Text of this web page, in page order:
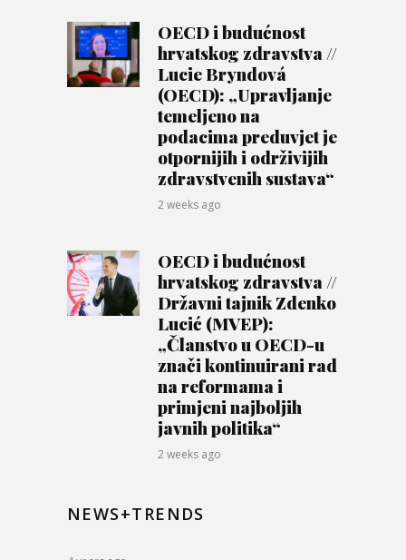
OECD i budućnost
hrvatskog zdravstva //
Lucie Bryndová
(OECD): „Upravljanje
temeljeno na
podacima preduvjet je
otpornijih i održivijih
zdravstvenih sustava“
2 weeks ago
OECD i budućnost
hrvatskog zdravstva //
Državni tajnik Zdenko
Lucić (MVEP):
„Članstvo u OECD-u
znači kontinuirani rad
na reformama i
primjeni najboljih
javnih politika“
2 weeks ago
NEWS+TRENDS